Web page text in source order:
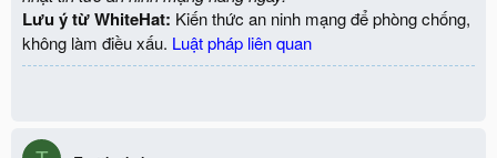
Lưu ý từ WhiteHat: Kiến thức an ninh mạng để phòng chống,
không làm điều xấu. Luật pháp liên quan